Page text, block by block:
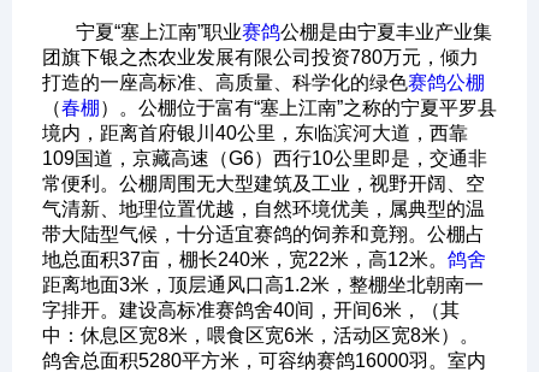
宁夏“塞上江南”职业赛鸽公棚是由宁夏丰业产业集
团旗下银之杰农业发展有限公司投资780万元，倾力
打造的一座高标准、高质量、科学化的绿色赛鸽公棚
（春棚 ）。公棚位于富有“塞上江南”之称的宁夏平罗县
境内，距离首府银川40公里，东临滨河大道，西靠
109国道，京藏高速（G6）西行10公里即是，交通非
常便利。公棚周围无大型建筑及工业，视野开阔、空
气清新、地理位置优越，自然环境优美，属典型的温
带大陆型气候，十分适宜赛鸽的饲养和竟翔。公棚占
地总面积37亩，棚长240米，宽22米，高12米。 鸽舍
距离地面3米，顶层通风口高1.2米，整棚坐北朝南一
字排开。建设高标准赛鸽舍40间，开间6米，（其
中：休息区宽8米，喂食区宽6米，活动区宽8米）。
鸽舍总面积5280平方米，可容纳赛鸽16000羽。室内